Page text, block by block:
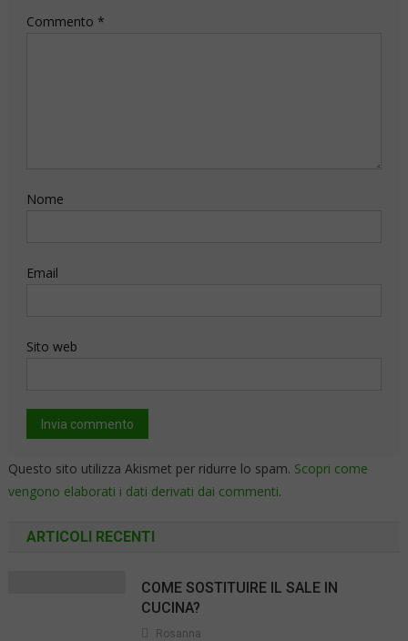
Commento *
Nome
Email
Sito web
Questo sito utilizza Akismet per ridurre lo spam. Scopri come
vengono elaborati i dati derivati dai commenti.
ARTICOLI RECENTI
COME SOSTITUIRE IL SALE IN
CUCINA?
Rosanna